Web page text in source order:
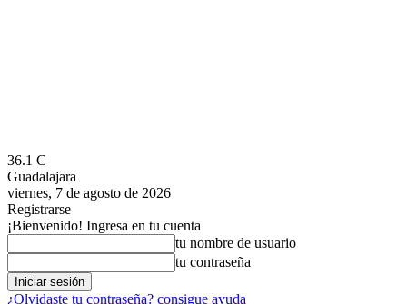
36.1 C
Guadalajara
viernes, 7 de agosto de 2026
Registrarse
¡Bienvenido! Ingresa en tu cuenta
tu nombre de usuario
tu contraseña
¿Olvidaste tu contraseña? consigue ayuda